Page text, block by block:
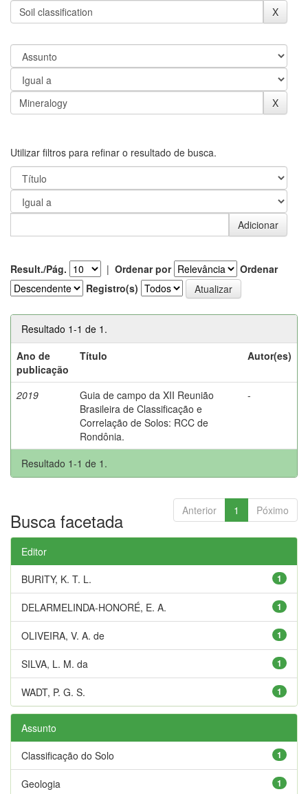
Utilizar filtros para refinar o resultado de busca.
Result./Pág. | Ordenar por
Ordenar
Registro(s)
Resultado 1-1 de 1.
Ano de
publicação
Título Autor(es)
2019
Guia de campo da XII Reunião
Brasileira de Classificação e
Correlação de Solos: RCC de
Rondônia.
-
Resultado 1-1 de 1.
Anterior 1 Póximo
Busca facetada
Editor
1
BURITY, K. T. L.
1
DELARMELINDA-HONORÉ, E. A.
1
OLIVEIRA, V. A. de
1
SILVA, L. M. da
1
WADT, P. G. S.
Assunto
1
Classificação do Solo
1
Geologia